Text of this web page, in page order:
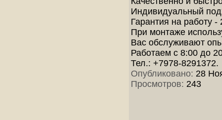
Индивидуальный
Гарантия на работу -
При монтаже
Вас обслуживают
Работаем с 8:00 до
Тел.: +7978-8291372.
Опубликовано: 28
Просмотров: 243